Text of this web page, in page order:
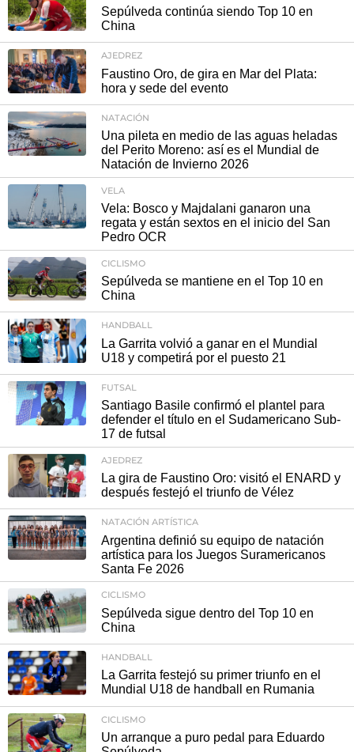
Sepúlveda continúa siendo Top 10 en
China
AJEDREZ
Faustino Oro, de gira en Mar del Plata:
hora y sede del evento
NATACIÓN
Una pileta en medio de las aguas heladas
del Perito Moreno: así es el Mundial de
Natación de Invierno 2026
VELA
Vela: Bosco y Majdalani ganaron una
regata y están sextos en el inicio del San
Pedro OCR
CICLISMO
Sepúlveda se mantiene en el Top 10 en
China
HANDBALL
La Garrita volvió a ganar en el Mundial
U18 y competirá por el puesto 21
FUTSAL
Santiago Basile confirmó el plantel para
defender el título en el Sudamericano Sub-
17 de futsal
AJEDREZ
La gira de Faustino Oro: visitó el ENARD y
después festejó el triunfo de Vélez
NATACIÓN ARTÍSTICA
Argentina definió su equipo de natación
artística para los Juegos Suramericanos
Santa Fe 2026
CICLISMO
Sepúlveda sigue dentro del Top 10 en
China
HANDBALL
La Garrita festejó su primer triunfo en el
Mundial U18 de handball en Rumania
CICLISMO
Un arranque a puro pedal para Eduardo